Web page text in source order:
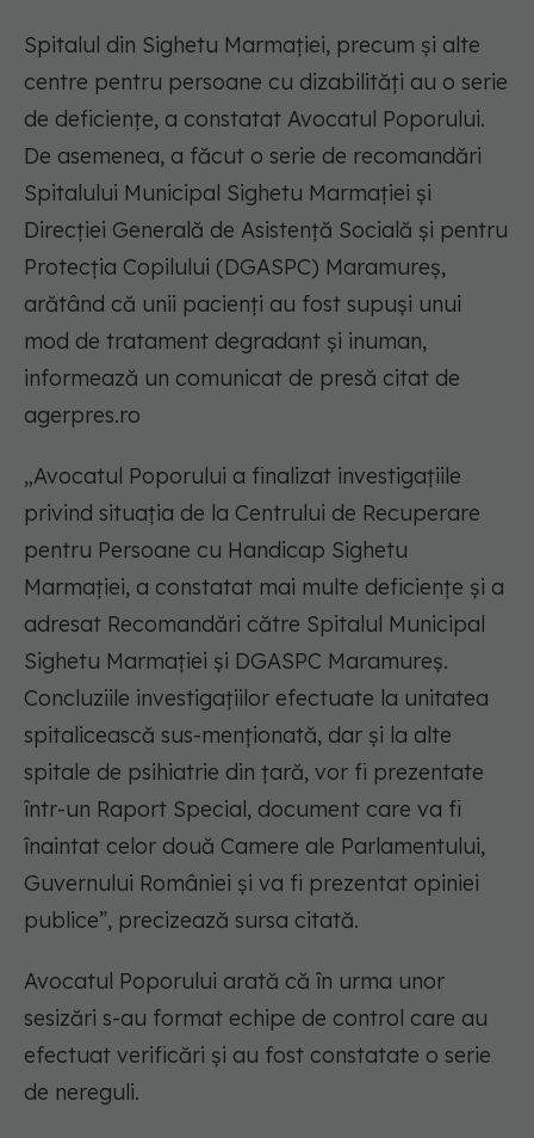
Spitalul din Sighetu Marmației, precum și alte
centre pentru persoane cu dizabilități au o serie
de deficiențe, a constatat Avocatul Poporului.
De asemenea, a făcut o serie de recomandări
Spitalului Municipal Sighetu Marmației şi
Direcţiei Generală de Asistenţă Socială şi pentru
Protecţia Copilului (DGASPC) Maramureş,
arătând că unii pacienţi au fost supuşi unui
mod de tratament degradant şi inuman,
informează un comunicat de presă citat de
agerpres.ro
„Avocatul Poporului a finalizat investigaţiile
privind situaţia de la Centrului de Recuperare
pentru Persoane cu Handicap Sighetu
Marmaţiei, a constatat mai multe deficienţe şi a
adresat Recomandări către Spitalul Municipal
Sighetu Marmaţiei şi DGASPC Maramureş.
Concluziile investigaţiilor efectuate la unitatea
spitalicească sus-menţionată, dar şi la alte
spitale de psihiatrie din ţară, vor fi prezentate
într-un Raport Special, document care va fi
înaintat celor două Camere ale Parlamentului,
Guvernului României şi va fi prezentat opiniei
publice”, precizează sursa citată.
Avocatul Poporului arată că în urma unor
sesizări s-au format echipe de control care au
efectuat verificări şi au fost constatate o serie
de nereguli.